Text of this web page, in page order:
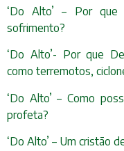
‘Do Alto’ – Por
sofrimento?
‘Do Alto’- Por que
como terremotos,
‘Do Alto’ – Como
profeta?
‘Do Alto’ – Um cristão